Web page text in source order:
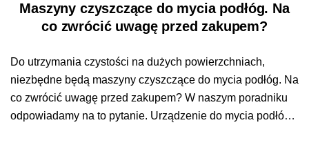
Maszyny czyszczące do mycia podłóg. Na
co zwrócić uwagę przed zakupem?
Do utrzymania czystości na dużych powierzchniach,
niezbędne będą maszyny czyszczące do mycia podłóg. Na
co zwrócić uwagę przed zakupem? W naszym poradniku
odpowiadamy na to pytanie. Urządzenie do mycia podłóg